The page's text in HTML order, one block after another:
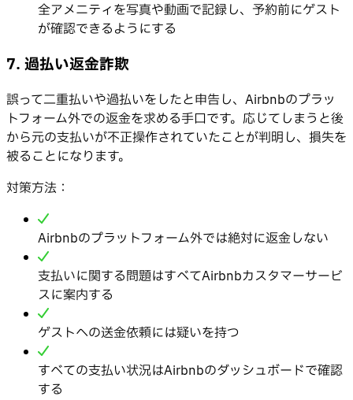
全アメニティを写真や動画で記録し、予約前にゲスト
が確認できるようにする
7. 過払い返金詐欺
誤って二重払いや過払いをしたと申告し、Airbnbのプラッ
トフォーム外での返金を求める手口です。応じてしまうと後
から元の支払いが不正操作されていたことが判明し、損失を
被ることになります。
対策方法：
Airbnbのプラットフォーム外では絶対に返金しない
支払いに関する問題はすべてAirbnbカスタマーサービ
スに案内する
ゲストへの送金依頼には疑いを持つ
すべての支払い状況はAirbnbのダッシュボードで確認
する